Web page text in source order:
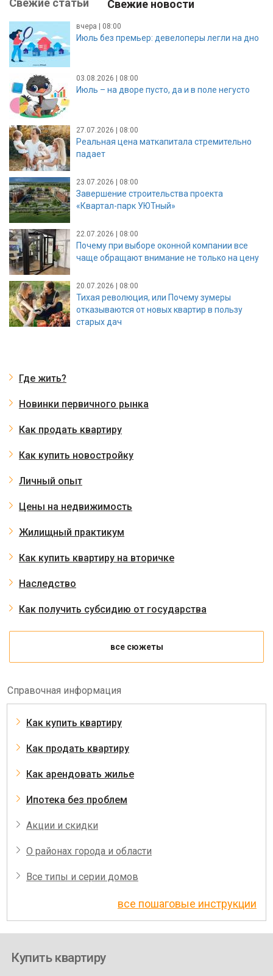
Свежие статьи Свежие новости
вчера | 08:00
Июль без премьер: девелоперы легли на дно
03.08.2026 | 08:00
Июль – на дворе пусто, да и в поле негусто
27.07.2026 | 08:00
Реальная цена маткапитала стремительно
падает
23.07.2026 | 08:00
Завершение строительства проекта
«Квартал-парк УЮТный»
22.07.2026 | 08:00
Почему при выборе оконной компании все
чаще обращают внимание не только на цену
20.07.2026 | 08:00
Тихая революция, или Почему зумеры
отказываются от новых квартир в пользу
старых дач
Где жить?
Новинки первичного рынка
Как продать квартиру
Как купить новостройку
Личный опыт
Цены на недвижимость
Жилищный практикум
Как купить квартиру на вторичке
Наследство
Как получить субсидию от государства
все сюжеты
Справочная информация
Как купить квартиру
Как продать квартиру
Как арендовать жилье
Ипотека без проблем
Акции и скидки
О районах города и области
Все типы и серии домов
все пошаговые инструкции
Купить квартиру